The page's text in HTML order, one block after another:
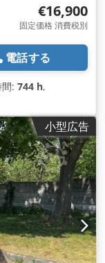
€16,900
固定価格 消費税別
電話する
: 744 h,
小型広告